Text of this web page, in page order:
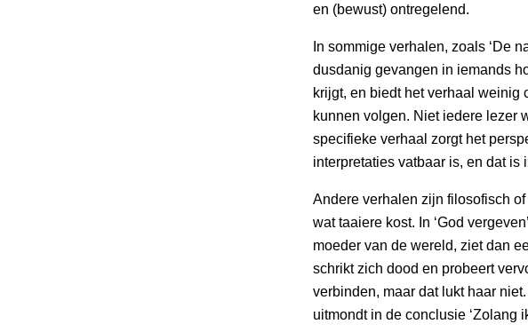
en (bewust) ontregelend.
In sommige verhalen, zoals ‘De
dusdanig gevangen in iemands
krijgt, en biedt het verhaal weinig
kunnen volgen. Niet iedere lezer
specifieke verhaal zorgt het
interpretaties vatbaar is, en dat is
Andere verhalen zijn filosofisch
wat taaiere kost. In ‘God
moeder van de wereld, ziet dan
schrikt zich dood en probeert
verbinden, maar dat lukt haar
uitmondt in de conclusie ‘Zolang